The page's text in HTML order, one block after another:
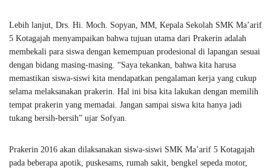
Lebih lanjut, Drs. Hi. Moch. Sopyan, MM, Kepala Sekolah SMK Ma’arif
5 Kotagajah menyampaikan bahwa tujuan utama dari Prakerin adalah
membekali para siswa dengan kemempuan prodesional di lapangan sesuai
dengan bidang masing-masing. “Saya tekankan, bahwa kita harusa
memastikan siswa-siswi kita mendapatkan pengalaman kerja yang cukup
selama melaksanakan prakerin. Hal ini bisa kita lakukan dengan memilih
tempat prakerin yang memadai. Jangan sampai siswa kita hanya jadi
tukang bersih-bersih” ujar Sofyan.
Prakerin 2016 akan dilaksanakan siswa-siswi SMK Ma’arif 5 Kotagajah
pada beberapa apotik, puskesams, rumah sakit, bengkel sepeda motor,